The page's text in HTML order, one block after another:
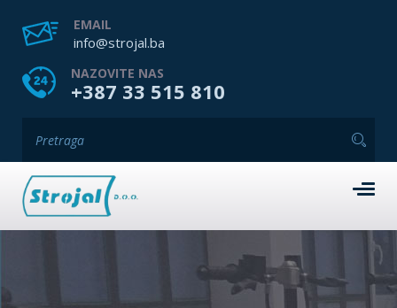
EMAIL
info@strojal.ba
NAZOVITE NAS
+387 33 515 810